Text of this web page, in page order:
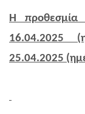
Η προθεσμία
16.04.2025
25.04.2025